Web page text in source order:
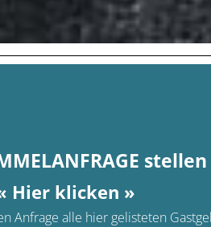
stellen
Hier klicken »
Anfrage alle hier gelisteten